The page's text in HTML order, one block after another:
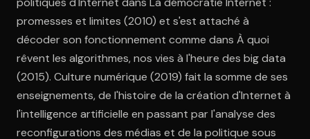
promesses et limites (2010) et s'est attaché à
décoder son fonctionnement comme dans À quoi
rêvent les algorithmes, nos vies à l'heure des big data
(2015). Culture numérique (2019) fait la somme de ses
enseignements, de l'histoire de la création d'Internet à
l'intelligence artificielle en passant par l'analyse des
reconfigurations des médias et de la politique sous